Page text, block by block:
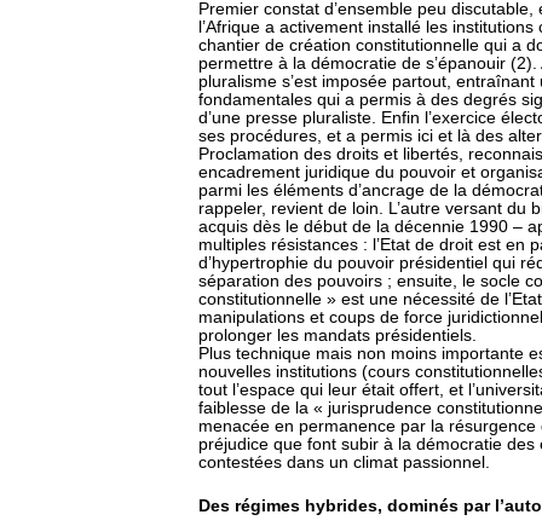
Premier constat d’ensemble peu
l’Afrique a activement installé les
chantier de création constitutionnelle qui a
permettre à la démocratie de s’épanouir
pluralisme s’est imposée partout,
fondamentales qui a permis à des degrés
d’une presse pluraliste. Enfin l’exercice
ses procédures, et a permis ici et là des
Proclamation des droits et libertés,
encadrement juridique du pouvoir et
parmi les éléments d’ancrage de la
rappeler, revient de loin. L’autre versant du
acquis dès le début de la décennie 1990 –
multiples résistances : l’Etat de droit est en
d’hypertrophie du pouvoir présidentiel qui
séparation des pouvoirs ; ensuite, le socle
constitutionnelle » est une nécessité de
manipulations et coups de force
prolonger les mandats présidentiels.
Plus technique mais non moins importante
nouvelles institutions (cours
tout l’espace qui leur était offert, et
faiblesse de la « jurisprudence
menacée en permanence par la
préjudice que font subir à la démocratie
contestées dans un climat passionnel.
Des régimes hybrides, dominés par